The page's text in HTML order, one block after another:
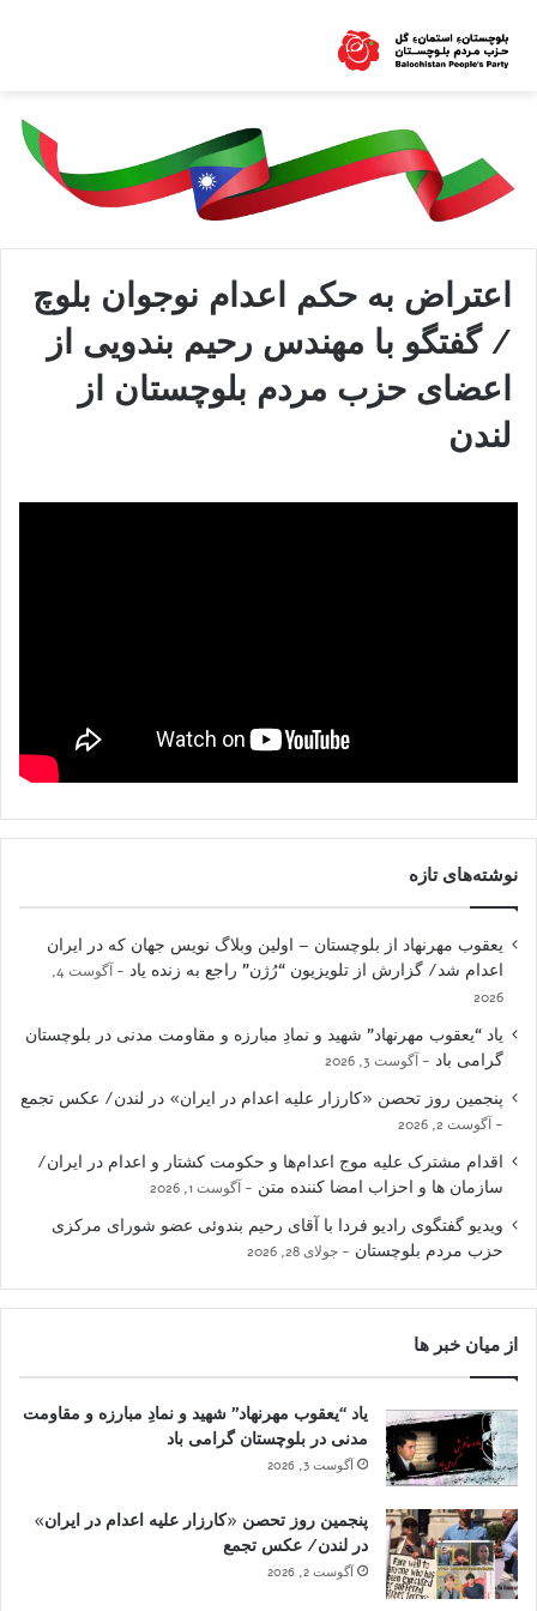
اعتراض به حکم اعدام نوجوان بلوچ
/ گفتگو با مهندس رحیم بندویی از
اعضای حزب مردم بلوچستان از
لندن
نوشته‌های تازه
یعقوب مهرنهاد از بلوچستان – اولین وبلاگ نویس جهان که در ایران
اعدام شد/ گزارش از تلویزیون “رُژن” راجع به زنده یاد
آگوست 4,
2026
یاد “یعقوب مهرنهاد” شهید و نمادِ مبارزه و مقاومت مدنی در بلوچستان
گرامی باد
آگوست 3, 2026
پنجمین روز تحصن «کارزار علیه اعدام در ایران» در لندن/ عکس تجمع
آگوست 2, 2026
اقدام مشترک علیه موج اعدام‌ها و حکومت کشتار و اعدام در ایران/
سازمان ها و احزاب امضا کننده متن
آگوست 1, 2026
ویدیو گفتگوی رادیو فردا با آقای رحیم بندوئی عضو شورای مرکزی
حزب مردم بلوچستان
جولای 28, 2026
از میان خبر ها
یاد “یعقوب مهرنهاد” شهید و نمادِ مبارزه و مقاومت
مدنی در بلوچستان گرامی باد
آگوست 3, 2026
پنجمین روز تحصن «کارزار علیه اعدام در ایران»
در لندن/ عکس تجمع
آگوست 2, 2026